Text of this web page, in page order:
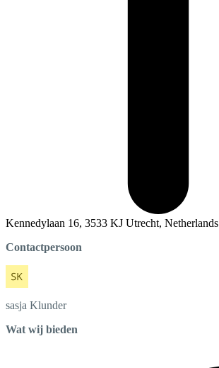
Kennedylaan 16, 3533 KJ Utrecht, Netherlands
Contactpersoon
sasja Klunder
Wat wij bieden